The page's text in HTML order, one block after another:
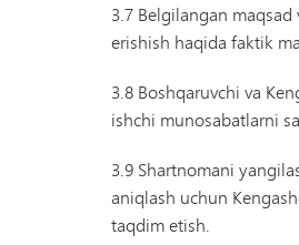
3.7 Belgilangan
erishish haqida faktik
3.8 Boshqaruvchi va
ishchi munosabatlarni
3.9 Shartnomani
aniqlash uchun
taqdim etish.